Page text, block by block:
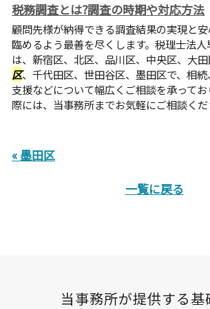
税務調査とは?調査の時期や対応方法
顧問先様が納得できる調査結果の実現と
臨めるよう最善を尽くします。税理士法
は、新宿区、北区、品川区、中央区、大田
区、千代田区、世田谷区、墨田区で、相
支援などについて幅広くご相談を承って
際には、当事務所までお気軽にご相談くだ
« 墨田区
一覧に戻る
当事務所が提供する基